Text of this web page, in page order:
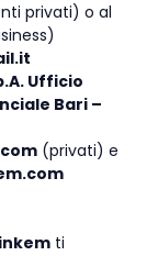
privati) o al
Ufficio
Bari –
(privati) e
ti